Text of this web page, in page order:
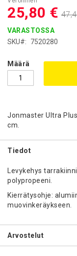
25,80 €
VARASTOSSA
SKU
7520280
Määrä
Jonmaster Ultra
cm.
Tiedot
Levykehys
polypropeeni.
Kierrätysohje:
muovinkeräykseen.
Arvostelut